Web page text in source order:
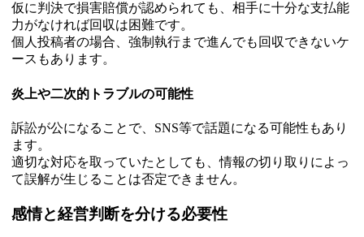
仮に判決で損害賠償が認められても、相手に十分な支払能
力がなければ回収は困難です。
個人投稿者の場合、強制執行まで進んでも回収できないケ
ースもあります。
炎上や二次的トラブルの可能性
訴訟が公になることで、SNS等で話題になる可能性もあり
ます。
適切な対応を取っていたとしても、情報の切り取りによっ
て誤解が生じることは否定できません。
感情と経営判断を分ける必要性